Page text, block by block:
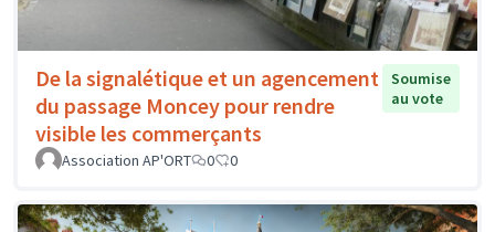
De la signalétique et un agencement
du passage Moncey pour rendre
visible les commerçants
Soumise
au vote
Association AP'ORT 0 0